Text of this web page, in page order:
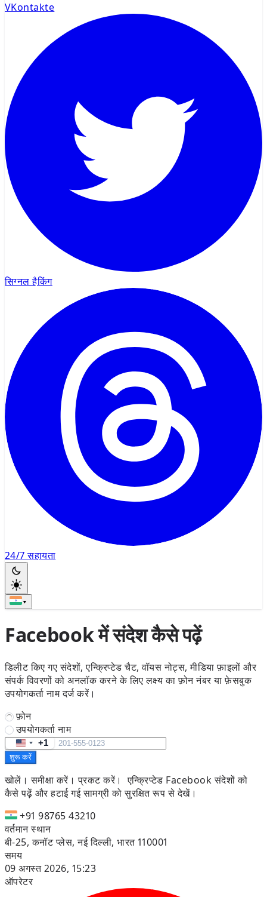
VKontakte
सिग्नल हैकिंग
24/7 सहायता
▾
Facebook में संदेश कैसे पढ़ें
डिलीट किए गए संदेशों, एन्क्रिप्टेड चैट, वॉयस नोट्स, मीडिया फ़ाइलों और
संपर्क विवरणों को अनलॉक करने के लिए लक्ष्य का फ़ोन नंबर या फ़ेसबुक
उपयोगकर्ता नाम दर्ज करें।
फ़ोन
उपयोगकर्ता नाम
United
States
+1
शुरू करें
खोलें। समीक्षा करें। प्रकट करें।एन्क्रिप्टेड Facebook संदेशों को
कैसे पढ़ें और हटाई गई सामग्री को सुरक्षित रूप से देखें।
+91 98765 43210
वर्तमान स्थान
बी-25, कनॉट प्लेस, नई दिल्ली, भारत 110001
समय
09 अगस्त 2026, 15:23
ऑपरेटर